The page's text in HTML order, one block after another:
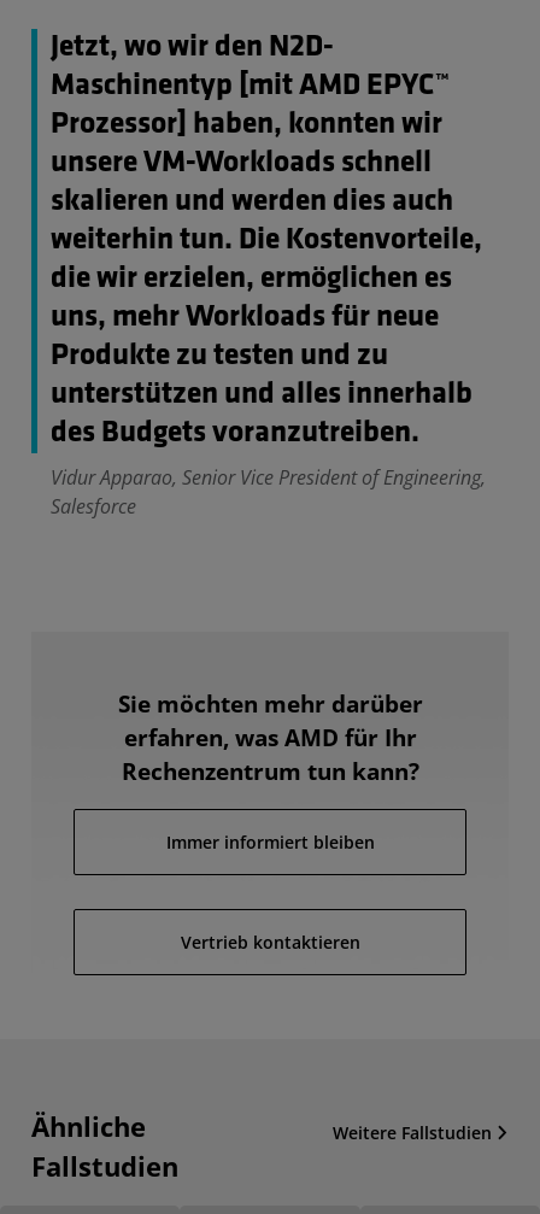
Jetzt, wo wir den N2D-
Maschinentyp [mit AMD EPYC™
Prozessor] haben, konnten wir
unsere VM-Workloads schnell
skalieren und werden dies auch
weiterhin tun. Die Kostenvorteile,
die wir erzielen, ermöglichen es
uns, mehr Workloads für neue
Produkte zu testen und zu
unterstützen und alles innerhalb
des Budgets voranzutreiben.
Vidur Apparao, Senior Vice President of Engineering,
Salesforce
Sie möchten mehr darüber
erfahren, was AMD für Ihr
Rechenzentrum tun kann?
Immer informiert bleiben
Vertrieb kontaktieren
Ähnliche
Fallstudien
Weitere Fallstudien